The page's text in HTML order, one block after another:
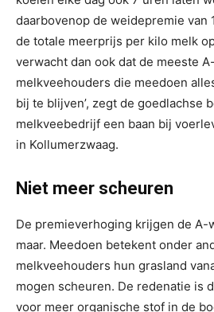
daarbovenop de weidepremie van
de totale meerprijs per kilo melk
verwacht dan ook dat de meeste
melkveehouders die meedoen
bij te blijven’, zegt de goedlachse
melkveebedrijf een baan bij
in Kollumerzwaag.
Niet meer scheuren
De premieverhoging krijgen de
maar. Meedoen betekent onder
melkveehouders hun grasland
mogen scheuren. De redenatie is
voor meer organische stof in de